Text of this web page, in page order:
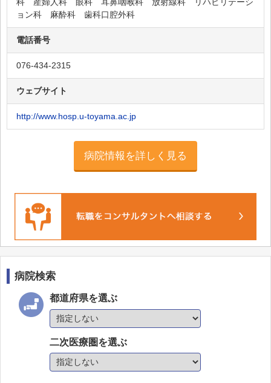
野村病院
北聖病院
政岡内科病院
吉見病院
おおやま病院
有沢橋病院
友愛温泉病院
あゆみの郷
西能みなみ病院
アルペンリハビリテーション病院
チューリップ長江病院
富山西総合病院
富山西リハビリテーション病院
みなみの星病院
富山駅前おおむら内科・内視鏡クリニック
ョン科 麻酔科 歯科口腔外科
電話番号
076-434-2315
ウェブサイト
http://www.hosp.u-toyama.ac.jp
病院情報を詳しく見る
病院検索
都道府県を選ぶ
二次医療圏を選ぶ